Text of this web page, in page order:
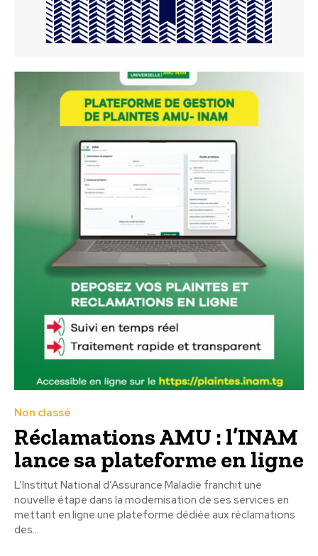
Non classé
Réclamations AMU : l’INAM
lance sa plateforme en ligne
L’Institut National d’Assurance Maladie franchit une
nouvelle étape dans la modernisation de ses services en
mettant en ligne une plateforme dédiée aux réclamations
des...